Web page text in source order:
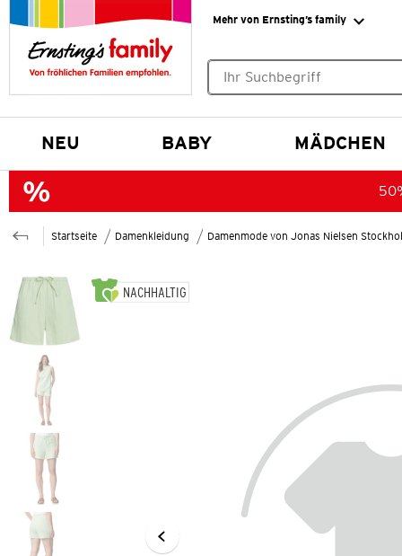
Mehr von Ernsting’s family
NEU BABY MÄDCHEN
Startseite Damenkleidung Damenmode von Jonas Nielsen
NACHHALTIG